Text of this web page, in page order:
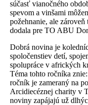
súčasť vianočného
spevom a vinšami
požehnanie, ale
dodala pre TO ABU
Dobrá novina je
spoločenstiev detí,
spolupráce v afrických
Téma tohto ročníka
ročník je zameraný na
Arcidiecéznej charity v
noviny zapájajú už